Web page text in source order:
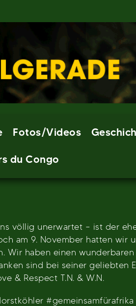
Fotos/Videos
du Congo
völlig unerwartet – ist der
am 9. November hatten wir
Wir haben einen
sind bei seiner geliebten
& Respect T.N. & W.N.